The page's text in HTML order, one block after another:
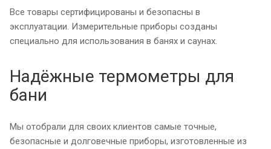
Все товары сертифицированы и безопасны в
эксплуатации. Измерительные приборы созданы
специально для использования в банях и саунах.
Надёжные термометры для
бани
Мы отобрали для своих клиентов самые точные,
безопасные и долговечные приборы, изготовленные из